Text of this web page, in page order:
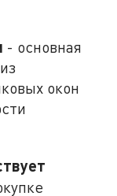
- основная
окон